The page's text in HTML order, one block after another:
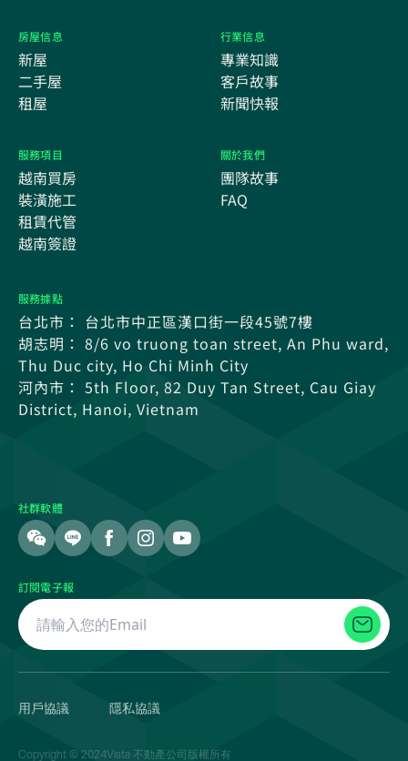
房屋信息
新屋
二手屋
租屋
行業信息
專業知識
客戶故事
新聞快報
服務項目
越南買房
裝潢施工
租賃代管
越南簽證
關於我們
團隊故事
FAQ
服務據點
台北市： 台北市中正區漢口街一段45號7樓
胡志明： 8/6 vo truong toan street, An Phu ward,
Thu Duc city, Ho Chi Minh City
河內市： 5th Floor, 82 Duy Tan Street, Cau Giay
District, Hanoi, Vietnam
社群軟體
訂閱電子報
Copyright © 2024Vista 不動產公司版權所有
用戶協議 隱私協議